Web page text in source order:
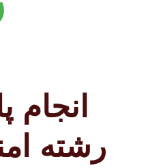
انجام
رشته